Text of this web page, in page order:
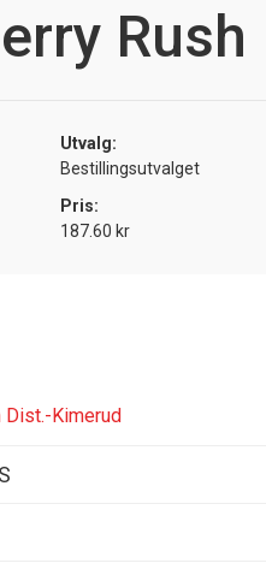
Rush
Utvalg:
Bestillingsutvalget
Pris:
187.60 kr
Dist.-Kimerud